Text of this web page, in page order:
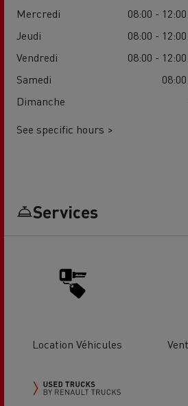
Mercredi
08:00 -
Jeudi
08:00 -
Vendredi
08:00 -
Samedi
Dimanche
See specific hours >
Services
Location Véhicules